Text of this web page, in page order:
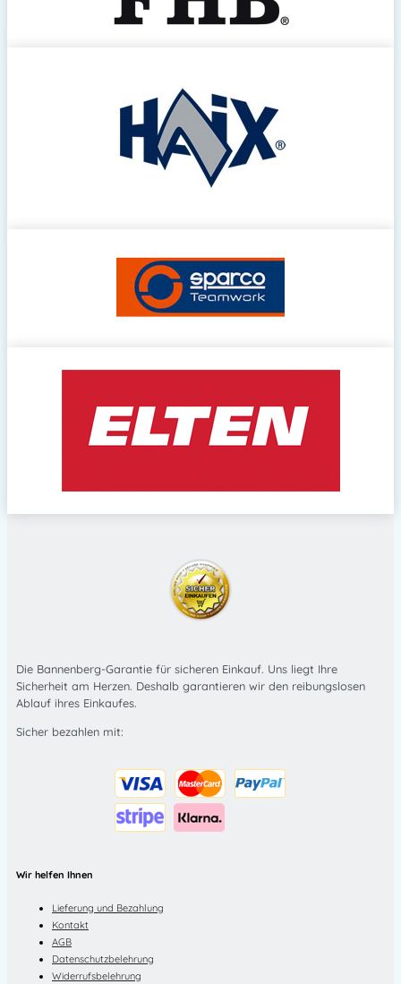
Die Bannenberg-Garantie für sicheren Einkauf. Uns liegt Ihre
Sicherheit am Herzen. Deshalb garantieren wir den reibungslosen
Ablauf ihres Einkaufes.
Sicher bezahlen mit:
Wir helfen Ihnen
Lieferung und Bezahlung
Kontakt
AGB
Datenschutzbelehrung
Widerrufsbelehrung